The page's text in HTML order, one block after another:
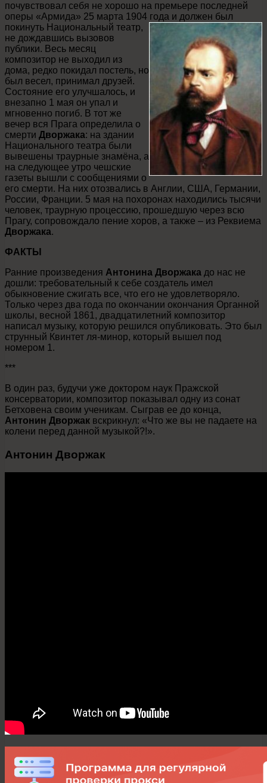
почувствовал себя не хорошо на премьере последней
оперы «Армида» 25 марта 1904 года и должен был
покинуть Национальный театр,
не дождавшись вызовов
публики. Весь месяц
композитор не выходил из
дома, редко покидал постель, но
был весел, принимал друзей.
Состояние его улучшалось, и
внезапно 1 мая он упал и
мгновенно погиб. В тот же
вечер вся Прага определила о
смерти Дворжака: на здании
Национального театра были
вывешены траурные знамёна, а
на следующее утро чешские
газеты вышли с сообщениями о
его смерти. На них отозвались в Англии, США, Германии,
России, Франции. 5 мая на похоронах находились тысячи
человек, траурную процессию, прошедшую через всю
Прагу, сопровождало пение хоров, а также – из Реквиема
Дворжака.
ФАКТЫ
Ранние произведения Антонина Дворжака до нас не
дошли: требовательный к себе создатель имел
обыкновение сжигать все, что его не удовлетворяло.
Только через два года по окончании окончания Органной
школы, весной 1861, двадцатилетний композитор
написал музыку, которую решился опубликовать. Это был
струнный Квинтет ля-минор, который вышел под
номером 1.
***
В один раз, будучи уже доктором наук Пражской
консерватории, композитор показывал одну из сонат
Бетховена своим ученикам. Сыграв ее до конца,
Антонин Дворжак вскрикнул: «Что же вы не падаете на
колени перед данной музыкой?!».
Антонин Дворжак